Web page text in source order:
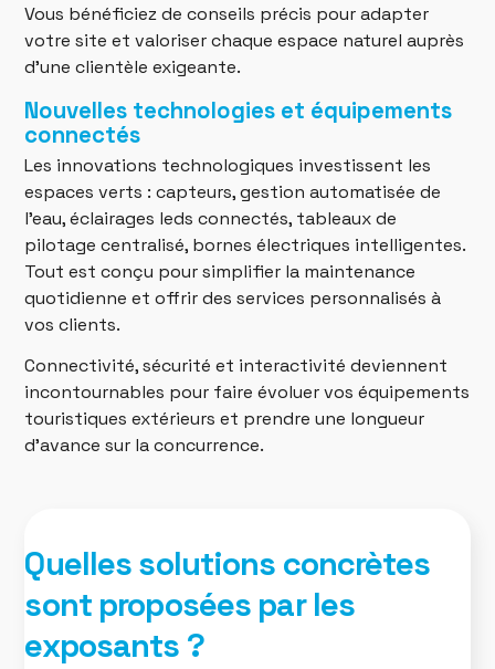
Vous bénéficiez de conseils précis pour adapter
votre site et valoriser chaque espace naturel auprès
d’une clientèle exigeante.
Nouvelles technologies et équipements
connectés
Les innovations technologiques investissent les
espaces verts : capteurs, gestion automatisée de
l’eau, éclairages leds connectés, tableaux de
pilotage centralisé, bornes électriques intelligentes.
Tout est conçu pour simplifier la maintenance
quotidienne et offrir des services personnalisés à
vos clients.
Connectivité, sécurité et interactivité deviennent
incontournables pour faire évoluer vos équipements
touristiques extérieurs et prendre une longueur
d’avance sur la concurrence.
Quelles solutions concrètes
sont proposées par les
exposants ?